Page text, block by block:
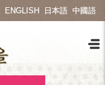
ENGLISH 日本語 中國語